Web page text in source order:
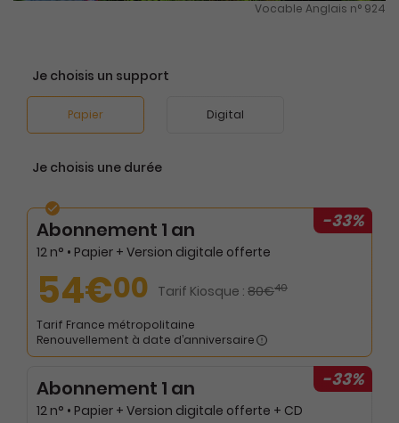
Vocable Anglais n° 924
Je choisis un support
Papier Digital
Je choisis une durée
-33%
Abonnement 1 an
12 n° • Papier + Version digitale offerte
54€00 Tarif Kiosque : 80€40
Tarif France métropolitaine
Renouvellement à date d’anniversaire
-33%
Abonnement 1 an
12 n° • Papier + Version digitale offerte + CD